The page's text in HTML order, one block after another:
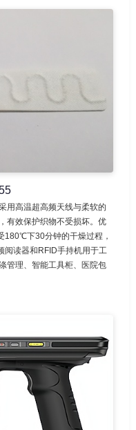
用高温超高频天线与柔软的
有效保护织物不受损坏。优
180℃下30分钟的干燥过程，
阅读器和RFID手持机用于工
管理、智能工具柜、医院包